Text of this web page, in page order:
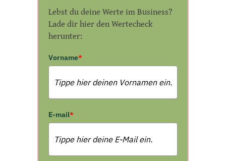
Lebst du deine Werte im Business?
Lade dir hier den Wertecheck
herunter:
Vorname*
E-mail*